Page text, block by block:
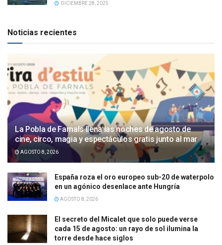
DICIEMBRE 28, 2025
Noticias recientes
La Pobla de Farnals llena las noches de agosto de
cine, circo, magia y espectáculos gratis junto al mar
AGOSTO 8, 2026
España roza el oro europeo sub-20 de waterpolo
en un agónico desenlace ante Hungría
AGOSTO 8, 2026
El secreto del Micalet que solo puede verse
cada 15 de agosto: un rayo de sol ilumina la
torre desde hace siglos